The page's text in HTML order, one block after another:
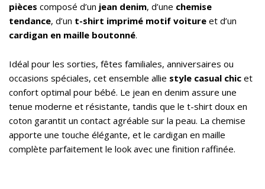
pièces composé d’un jean denim, d’une chemise
tendance, d’un t-shirt imprimé motif voiture et d’un
cardigan en maille boutonné.
Idéal pour les sorties, fêtes familiales, anniversaires ou
occasions spéciales, cet ensemble allie style casual chic et
confort optimal pour bébé. Le jean en denim assure une
tenue moderne et résistante, tandis que le t-shirt doux en
coton garantit un contact agréable sur la peau. La chemise
apporte une touche élégante, et le cardigan en maille
complète parfaitement le look avec une finition raffinée.